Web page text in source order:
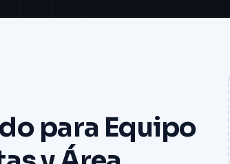
para Equipo